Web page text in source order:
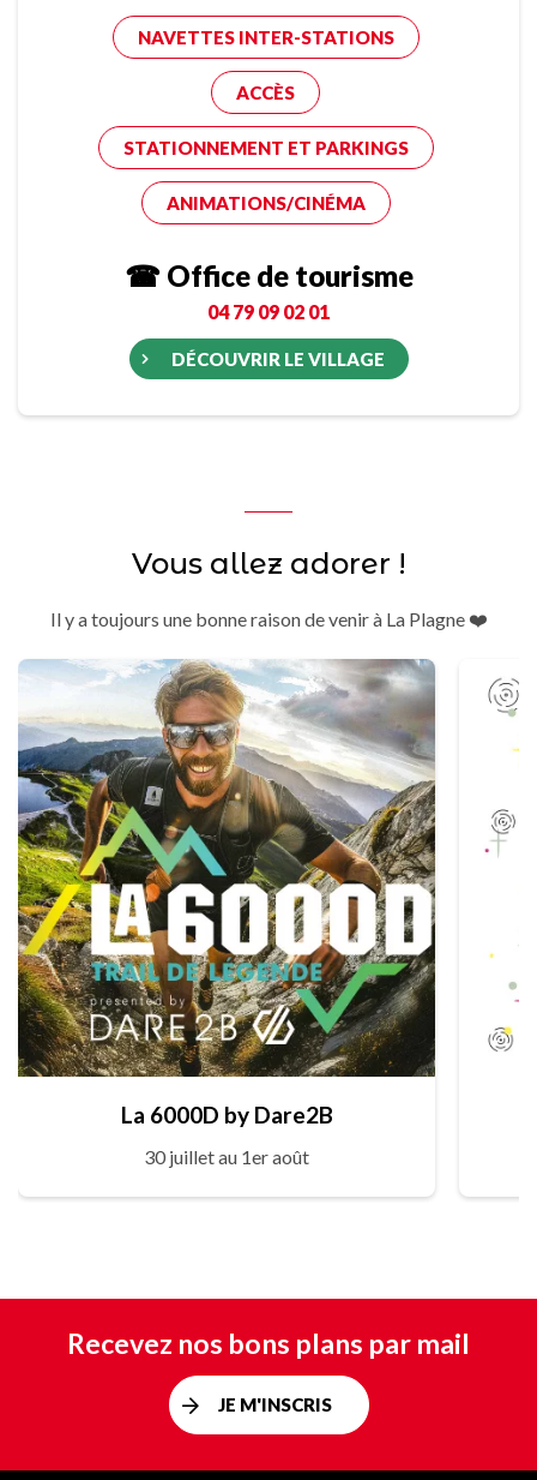
NAVETTES INTER-STATIONS
ACCÈS
STATIONNEMENT ET PARKINGS
ANIMATIONS/CINÉMA
☎ Office de tourisme
04 79 09 02 01
DÉCOUVRIR LE VILLAGE
Vous allez adorer !
Il y a toujours une bonne raison de venir à La Plagne ❤️
La 6000D by Dare2B
30 juillet au 1er août
Recevez nos bons plans par mail
JE M'INSCRIS